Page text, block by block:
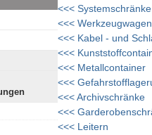
<<< Systemschränke
<<< Werkzeugwagen
<<< Kabel - und
<<<
<<< Metallcontainer
<<<
<<<Archivschränke
<<<
<<< Leitern